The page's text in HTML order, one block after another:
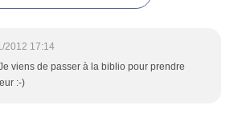
2012 17:14
viens de passer à la biblio pour prendre
:-)